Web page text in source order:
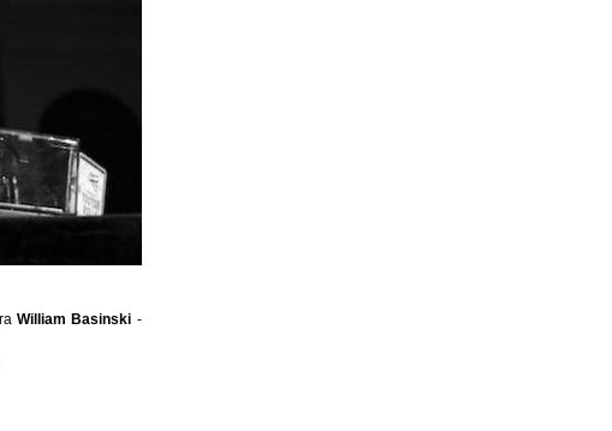
William Basinski -